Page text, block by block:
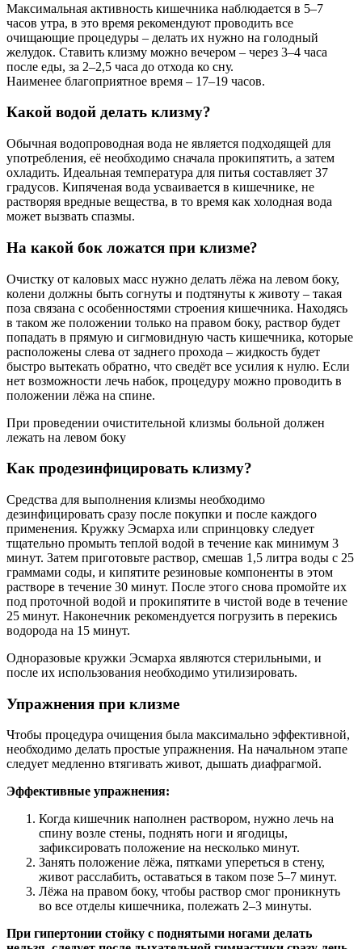
Максимальная активность кишечника наблюдается в 5–7
часов утра, в это время рекомендуют проводить все
очищающие процедуры – делать их нужно на голодный
желудок. Ставить клизму можно вечером – через 3–4 часа
после еды, за 2–2,5 часа до отхода ко сну.
Наименее благоприятное время – 17–19 часов.
Какой водой делать клизму?
Обычная водопроводная вода не является подходящей для
употребления, её необходимо сначала прокипятить, а затем
охладить. Идеальная температура для питья составляет 37
градусов. Кипяченая вода усваивается в кишечнике, не
растворяя вредные вещества, в то время как холодная вода
может вызвать спазмы.
На какой бок ложатся при клизме?
Очистку от каловых масс нужно делать лёжа на левом боку,
колени должны быть согнуты и подтянуты к животу – такая
поза связана с особенностями строения кишечника. Находясь
в таком же положении только на правом боку, раствор будет
попадать в прямую и сигмовидную часть кишечника, которые
расположены слева от заднего прохода – жидкость будет
быстро вытекать обратно, что сведёт все усилия к нулю. Если
нет возможности лечь набок, процедуру можно проводить в
положении лёжа на спине.
При проведении очистительной клизмы больной должен
лежать на левом боку
Как продезинфицировать клизму?
Средства для выполнения клизмы необходимо
дезинфицировать сразу после покупки и после каждого
применения. Кружку Эсмарха или спринцовку следует
тщательно промыть теплой водой в течение как минимум 3
минут. Затем приготовьте раствор, смешав 1,5 литра воды с 25
граммами соды, и кипятите резиновые компоненты в этом
растворе в течение 30 минут. После этого снова промойте их
под проточной водой и прокипятите в чистой воде в течение
25 минут. Наконечник рекомендуется погрузить в перекись
водорода на 15 минут.
Одноразовые кружки Эсмарха являются стерильными, и
после их использования необходимо утилизировать.
Упражнения при клизме
Чтобы процедура очищения была максимально эффективной,
необходимо делать простые упражнения. На начальном этапе
следует медленно втягивать живот, дышать диафрагмой.
Эффективные упражнения:
Когда кишечник наполнен раствором, нужно лечь на
спину возле стены, поднять ноги и ягодицы,
зафиксировать положение на несколько минут.
Занять положение лёжа, пятками упереться в стену,
живот расслабить, оставаться в таком позе 5–7 минут.
Лёжа на правом боку, чтобы раствор смог проникнуть
во все отделы кишечника, полежать 2–3 минуты.
При гипертонии стойку с поднятыми ногами делать